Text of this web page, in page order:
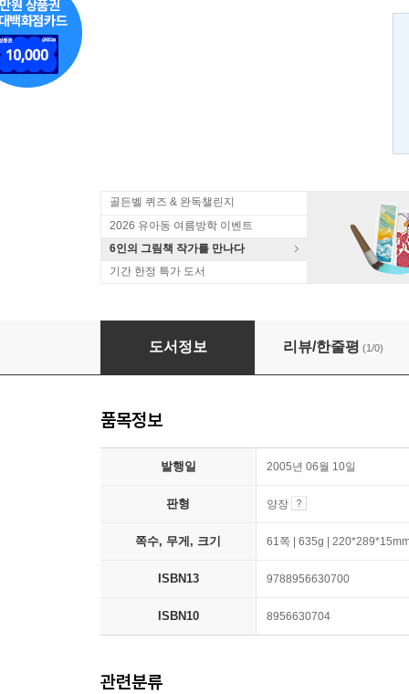
골든벨 퀴즈 & 완독챌린지
2026 유아동 여름방학 이벤트
6인의 그림책 작가를 만나다
기간 한정 특가 도서
도서정보 리뷰/한줄평 (1/0)
품목정보
발행일 2005년 06월 10일
판형 양장
쪽수, 무게, 크기 61쪽 | 635g |
ISBN13 9788956630700
ISBN10 8956630704
관련분류